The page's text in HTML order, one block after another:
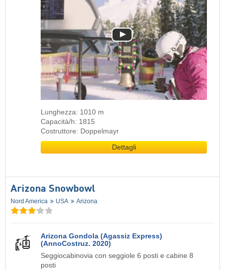
Lunghezza: 1010 m
Capacità/h: 1815
Costruttore: Doppelmayr
Dettagli
Arizona Snowbowl
Nord America USA Arizona
Arizona Gondola (Agassiz Express)
(AnnoCostruz. 2020)
Seggiocabinovia con seggiole 6 posti e cabine 8
posti